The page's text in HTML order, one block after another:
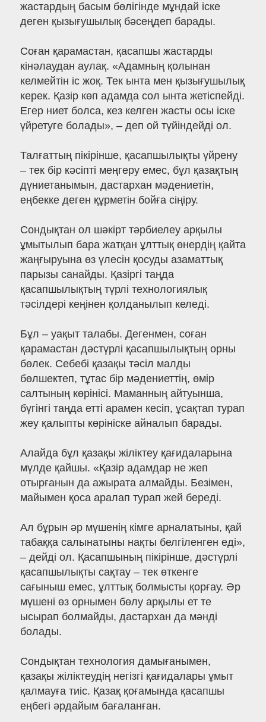
жастардың басым бөлігінде мұндай іске
деген қызығушылық бәсеңдеп барады.
Соған қарамастан, қасапшы жастарды
кінәлаудан аулақ. «Адамның қолынан
келмейтін іс жоқ. Тек ынта мен қызығушылық
керек. Қазір көп адамда сол ынта жетіспейді.
Егер ниет болса, кез келген жасты осы іске
үйретуге болады», – деп ой түйіндейді ол.
Талғаттың пікірінше, қасапшылықты үйрену
– тек бір кәсіпті меңгеру емес, бұл қазақтың
дүниетанымын, дастархан мәдениетін,
еңбекке деген құрметін бойға сіңіру.
Сондықтан ол шәкірт тәрбиелеу арқылы
ұмытылып бара жатқан ұлттық өнердің қайта
жаңғыруына өз үлесін қосуды азаматтық
парызы санайды. Қазіргі таңда
қасапшылықтың түрлі технологиялық
тәсілдері кеңінен қолданылып келеді.
Бұл – уақыт талабы. Дегенмен, соған
қарамастан дәстүрлі қасапшылықтың орны
бөлек. Себебі қазақы тәсіл малды
бөлшектеп, тұтас бір мәдениеттің, өмір
салтының көрінісі. Маманның айтуынша,
бүгінгі таңда етті арамен кесіп, ұсақтап турап
жеу қалыпты көрініске айналып барады.
Алайда бұл қазақы жіліктеу қағидаларына
мүлде қайшы. «Қазір адамдар не жеп
отырғанын да ажырата алмайды. Безімен,
майымен қоса аралап турап жей береді.
Ал бұрын әр мүшенің кімге арналатыны, қай
табаққа салынатыны нақты белгіленген еді»,
– дейді ол. Қасапшының пікірінше, дәстүрлі
қасапшылықты сақтау – тек өткенге
сағыныш емес, ұлттық болмысты қорғау. Әр
мүшені өз орнымен бөлу арқылы ет те
ысырап болмайды, дастархан да мәнді
болады.
Сондықтан технология дамығанымен,
қазақы жіліктеудің негізгі қағидалары ұмыт
қалмауға тиіс. Қазақ қоғамында қасапшы
еңбегі әрдайым бағаланған.